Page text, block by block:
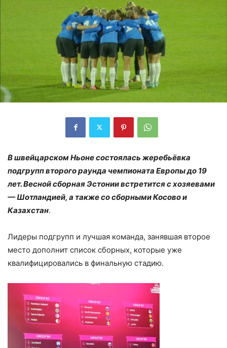
В швейцарском Ньоне состоялась жеребьёвка
подгрупп второго раунда чемпионата Европы до 19
лет.Весной сборная Эстонии встретится с хозяевами
— Шотландией, а также со сборными Косово и
Казахстан.
Лидеры подгрупп и лучшая команда, занявшая второе
место дополнит список сборных, которые уже
квалифицировались в финальную стадию.